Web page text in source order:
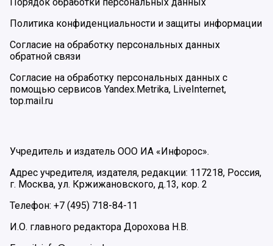
Порядок обработки персональных данных
Политика конфиденциальности и защиты информации
Согласие на обработку персональных данных
обратной связи
Согласие на обработку персональных данных с
помощью сервисов Yandex.Metrika, LiveInternet,
top.mail.ru
Учредитель и издатель ООО ИА «Инфорос».
Адрес учредителя, издателя, редакции: 117218, Россия,
г. Москва, ул. Кржижановского, д.13, кор. 2
Телефон: +7 (495) 718-84-11
И.О. главного редактора Дорохова Н.В.